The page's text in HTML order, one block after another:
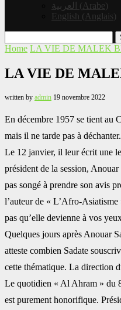
العربية
( Arabe )
English ( Anglais )
Home LA VIE DE MALEK
‏LA VIE DE
written by admin 19 novembre 2022
En décembre 1957 se tient au
mais il ne tarde pas à déchanter. ‎
Le 12 janvier, il leur écrit une
président de la session,
pas songé à prendre son avis
‎l’auteur de « L’Afro-
pas qu’elle devienne à vos
Quelques jours après Anouar
atteste combien Sadate
cette thématique. La direction
Le quotidien « Al Ahram » du
est purement honorifique.